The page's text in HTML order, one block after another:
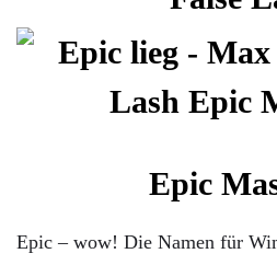
Epic
Epic – wow! Die Namen für